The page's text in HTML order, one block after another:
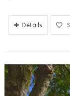
Détails